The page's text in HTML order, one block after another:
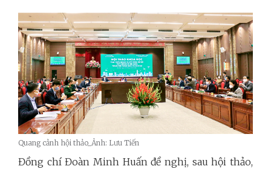
Quang cảnh hội thảo_Ảnh: Lưu Tiến
Đồng chí Đoàn Minh Huấn đề nghị, sau hội thảo,